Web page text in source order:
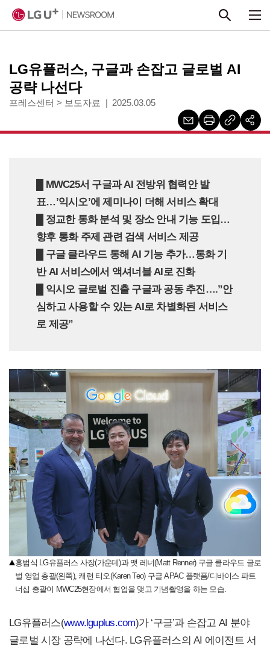
LG유플러스, 구글과 손잡고 글로벌 AI
공략 나선다
프레스센터 > 보도자료 2025.03.05
█ MWC25서 구글과 AI 전방위 협력안 발
표…’익시오’에 제미나이 더해 서비스 확대
█ 정교한 통화 분석 및 장소 안내 기능 도입…
향후 통화 주제 관련 검색 서비스 제공
█ 구글 클라우드 통해 AI 기능 추가…통화 기
반 AI 서비스에서 액셔너블 AI로 진화
█ 익시오 글로벌 진출 구글과 공동 추진….”안
심하고 사용할 수 있는 AI로 차별화된 서비스
로 제공”
홍범식 LG유플러스 사장(가운데)과 맷 레너(Matt Renner) 구글 클라우드 글로
벌 영업 총괄(왼쪽), 캐런 티오(Karen Teo) 구글 APAC 플랫폼/디바이스 파트
너십 총괄이 MWC25현장에서 협업을 맺고 기념촬영을 하는 모습.
LG유플러스(www.lguplus.com)가 ‘구글’과 손잡고 AI 분야
글로벌 시장 공략에 나선다. LG유플러스의 AI 에이전트 서